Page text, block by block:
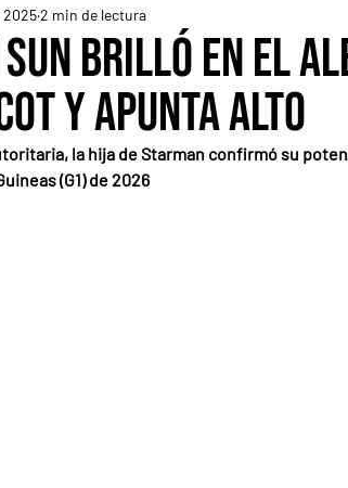
brilló en el
y apunta alto
20252 min de lectura
la hija de Starman confirmó su
(G1) de 2026